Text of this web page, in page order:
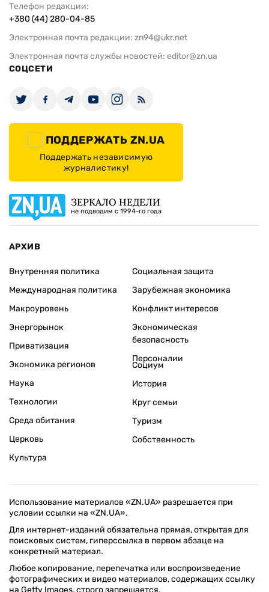
Телефон редакции:
+380 (44) 280-04-85
Электронная почта редакции: zn94@ukr.net
Электронная почта службы новостей: editor@zn.ua
СОЦСЕТИ
ПОДДЕРЖАТЬ ZN.UA
Поддержать независимую
журналистику!
ЗЕРКАЛО НЕДЕЛИ
не подводим с 1994-го года
АРХИВ
Внутренняя политика
Международная политика
Макроуровень
Энергорынок
Приватизация
Экономика регионов
Социальная защита
Зарубежная экономика
Конфликт интересов
Экономическая
безопасность
Персоналии
Наука
Технологии
Среда обитания
Церковь
Культура
Социум
История
Круг семьи
Туризм
Собственность
Использование материалов «ZN.UA» разрешается при
условии ссылки на «ZN.UA».
Для интернет-изданий обязательна прямая, открытая для
поисковых систем, гиперссылка в первом абзаце на
конкретный материал.
Любое копирование, перепечатка или воспроизведение
фотографических и видео материалов, содержащих ссылку